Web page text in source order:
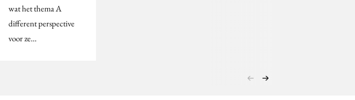
wat het thema A
different perspective
voor ze…